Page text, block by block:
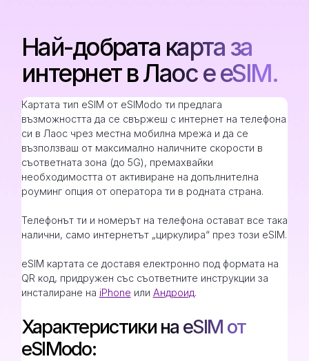
Най-добрата карта за
интернет в Лаос е eSIM.
Картата тип eSIM от eSIModo ти предлага
възможността да се свържеш с интернет на телефона
си в Лаос чрез местна мобилна мрежа и да се
възползваш от максимално наличните скорости в
съответната зона (до 5G), премахвайки
необходимостта от активиране на допълнителна
роуминг опция от оператора ти в родната страна.
Телефонът ти и номерът на телефона остават все така
налични, само интернетът „циркулира“ през този eSIM.
eSIM картата се доставя електронно под формата на
QR код, придружен със съответните инструкции за
инсталиране на iPhone или Андроид.
Характеристики на eSIM от
eSIModo: